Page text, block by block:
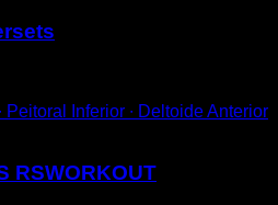
Peitoral Inferior ∙ Deltoide Anterior
RSWORKOUT